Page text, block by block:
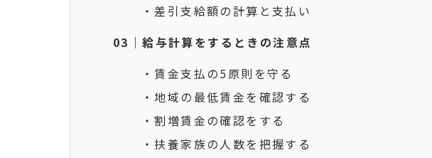
・差引支給額の計算と支払い
03｜給与計算をするときの注意点
・賃金支払の5原則を守る
・地域の最低賃金を確認する
・割増賃金の確認をする
・扶養家族の人数を把握する